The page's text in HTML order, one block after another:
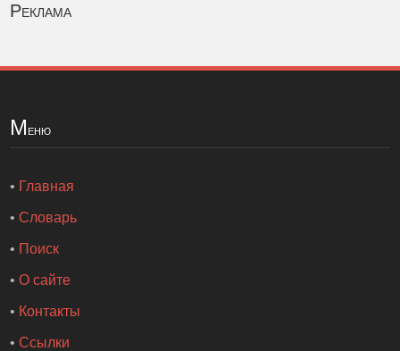
Реклама
Меню
• Главная
•Словарь
• Поиск
•О сайте
• Контакты
•Ссылки